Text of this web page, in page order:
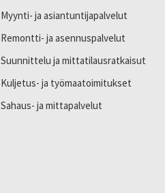
Myynti- ja asiantuntijapalvelut
Remontti- ja asennuspalvelut
Suunnittelu ja mittatilausratkaisut
Kuljetus- ja työmaatoimitukset
Sahaus- ja mittapalvelut